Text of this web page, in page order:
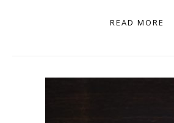
READ MORE